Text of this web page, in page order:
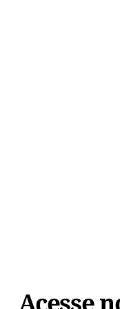
Acesse